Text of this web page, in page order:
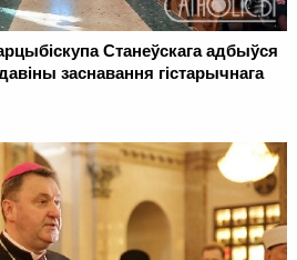
Станеўскага адбыўся
заснавання гістарычнага